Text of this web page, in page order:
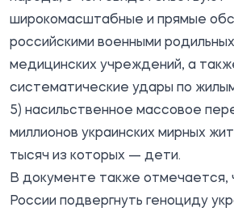
широкомасштабные и прямые
российскими военными
медицинских учреждений, а
систематические удары по
5) насильственное массовое
миллионов украинских мирных
тысяч из которых — дети.
В документе также отмечается,
России подвергнуть геноциду